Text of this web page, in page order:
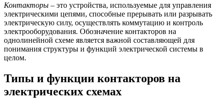
Контакторы – это устройства, используемые для управления
электрическими цепями, способные прерывать или разрывать
электрическую силу, осуществлять коммутацию и контроль
электрооборудования. Обозначение контакторов на
однолинейной схеме является важной составляющей для
понимания структуры и функций электрической системы в
целом.
Типы и функции контакторов на
электрических схемах